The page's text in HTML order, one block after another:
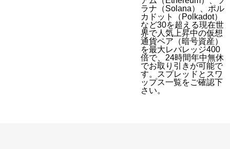
ラナ（Solana）、ポル
カドット（Polkadot）
など30を超える現在世
界で人気上昇中の仮想
通貨ペア（暗号資産）
を最大レバレッジ400
倍で、24時間年中無休
でお取り引きが可能で
す。スプレッドとスワ
ップス一覧をご確認下
さい。